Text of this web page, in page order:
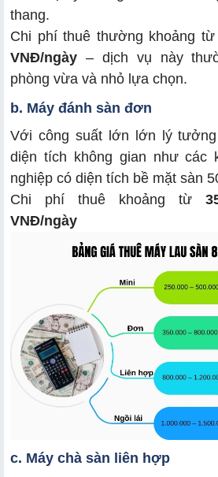
thang.
Chi phí thuê thường khoảng từ
VNĐ/ngày – dịch vụ này
phòng vừa và nhỏ lựa chọn.
b. Máy đánh sàn đơn
Với công suất lớn lớn lý
diện tích không gian như các
nghiệp có diện tích bề mặt sàn
Chi phí thuê khoảng từ
VNĐ/ngày
c. Máy chà sàn liên hợp